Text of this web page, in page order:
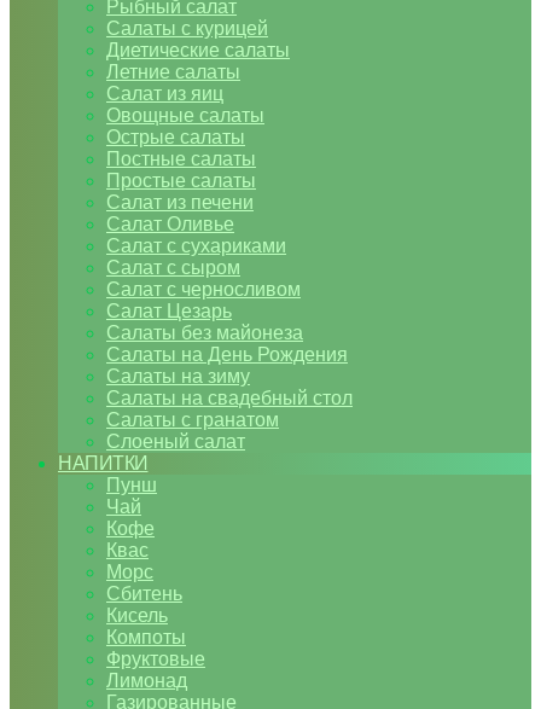
Рыбный салат
Салаты с курицей
Диетические салаты
Летние салаты
Салат из яиц
Овощные салаты
Острые салаты
Постные салаты
Простые салаты
Салат из печени
Салат Оливье
Салат с сухариками
Салат с сыром
Салат с черносливом
Салат Цезарь
Салаты без майонеза
Салаты на День Рождения
Салаты на зиму
Салаты на свадебный стол
Салаты с гранатом
Слоеный салат
НАПИТКИ
Пунш
Чай
Кофе
Квас
Морс
Сбитень
Кисель
Компоты
Фруктовые
Лимонад
Газированные